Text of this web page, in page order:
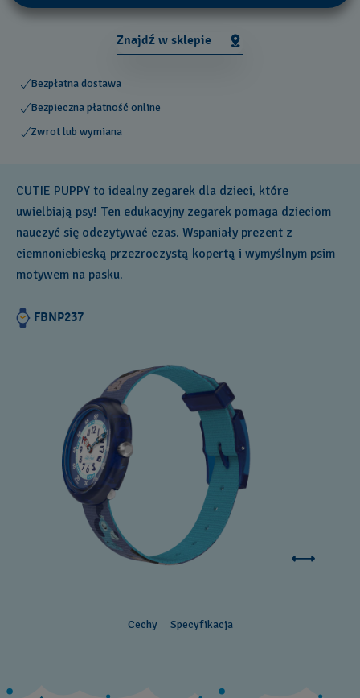
Znajdź w sklepie
Bezpłatna dostawa
Bezpieczna płatność online
Zwrot lub wymiana
CUTIE PUPPY to idealny zegarek dla dzieci, które
uwielbiają psy! Ten edukacyjny zegarek pomaga dzieciom
nauczyć się odczytywać czas. Wspaniały prezent z
ciemnoniebieską przezroczystą kopertą i wymyślnym psim
motywem na pasku.
FBNP237
Cechy Specyfikacja